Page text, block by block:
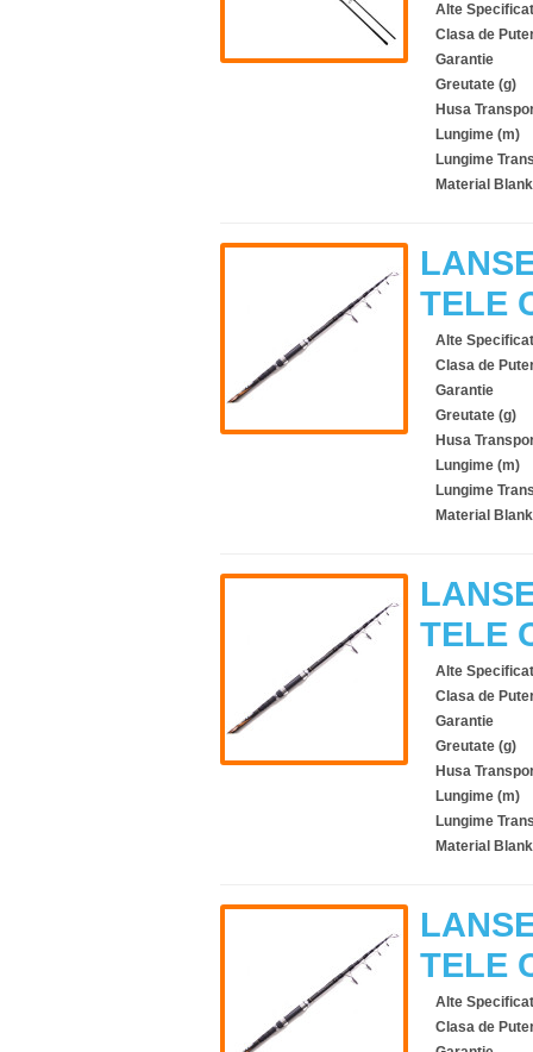
Alte
Clasa de
Garantie
Greutate (g)
Husa
Lungime (m)
Lungime
Material Blank
TELE
Alte
Clasa de
Garantie
Greutate (g)
Husa
Lungime (m)
Lungime
Material Blank
TELE
Alte
Clasa de
Garantie
Greutate (g)
Husa
Lungime (m)
Lungime
Material Blank
TELE
Alte
Clasa de